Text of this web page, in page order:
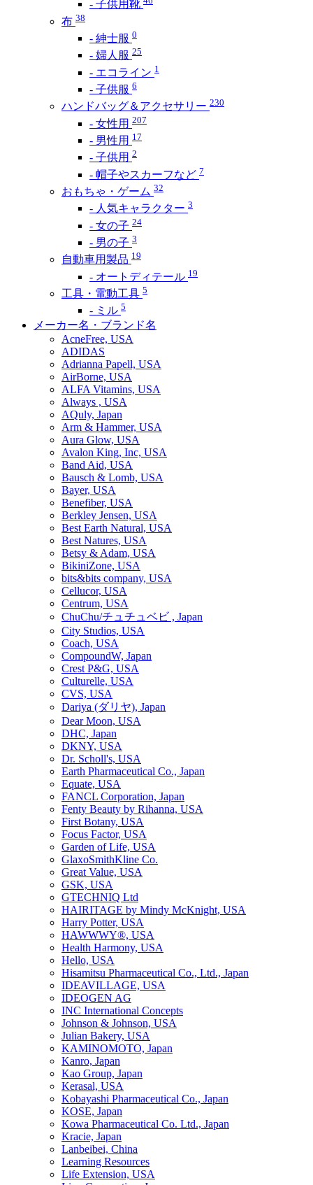
- 子供用靴
布 38
- 紳士服 0
- 婦人服 25
- エコライン 1
- 子供服 6
ハンドバッグ＆アクセサリー 230
- 女性用 207
- 男性用 17
- 子供用 2
- 帽子やスカーフなど 7
おもちゃ・ゲーム 32
- 人気キャラクター 3
- 女の子 24
- 男の子 3
自動車用製品 19
- オートディテール 19
工具・電動工具 5
- ミル 5
メーカー名・ブランド名
AcneFree, USA
ADIDAS
Adrianna Papell, USA
AirBorne, USA
ALFA Vitamins, USA
Always , USA
AQuly, Japan
Arm & Hammer, USA
Aura Glow, USA
Avalon King, Inc, USA
Band Aid, USA
Bausch & Lomb, USA
Bayer, USA
Benefiber, USA
Berkley Jensen, USA
Best Earth Natural, USA
Best Natures, USA
Betsy & Adam, USA
BikiniZone, USA
bits&bits company, USA
Cellucor, USA
Centrum, USA
ChuChu/チュチュベビ , Japan
City Studios, USA
Coach, USA
CompoundW, Japan
Crest P&G, USA
Culturelle, USA
CVS, USA
Dariya (ダリヤ), Japan
Dear Moon, USA
DHC, Japan
DKNY, USA
Dr. Scholl's, USA
Earth Pharmaceutical Co., Japan
Equate, USA
FANCL Corporation, Japan
Fenty Beauty by Rihanna, USA
First Botany, USA
Focus Factor, USA
Garden of Life, USA
GlaxoSmithKline Co.
Great Value, USA
GSK, USA
GTECHNIQ Ltd
HAIRITAGE by Mindy McKnight, USA
Harry Potter, USA
HAWWWY®, USA
Health Harmony, USA
Hello, USA
Hisamitsu Pharmaceutical Co., Ltd., Japan
IDEAVILLAGE, USA
IDEOGEN AG
INC International Concepts
Johnson & Johnson, USA
Julian Bakery, USA
KAMINOMOTO, Japan
Kanro, Japan
Kao Group, Japan
Kerasal, USA
Kobayashi Pharmaceutical Co., Japan
KOSE, Japan
Kowa Pharmaceutical Co. Ltd., Japan
Kracie, Japan
Lanbeibei, China
Learning Resources
Life Extension, USA